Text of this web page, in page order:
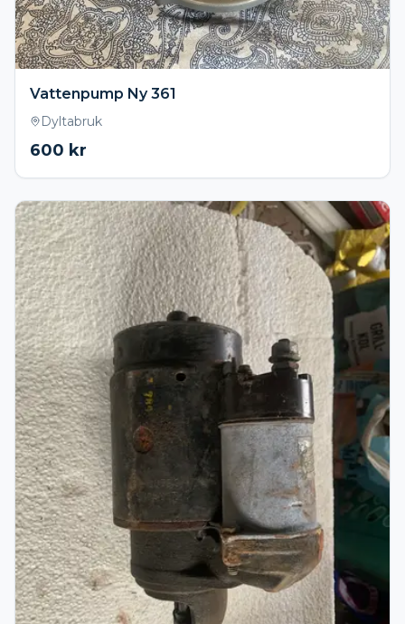
Vattenpump Ny 361
Dyltabruk
600 kr